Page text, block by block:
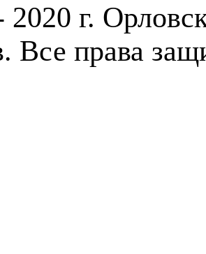
г.
Все права